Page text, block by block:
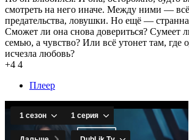
смотреть на него иначе. Между ними —
предательства, ловушки. Но ещё —
Сможет ли она снова довериться? Сумеет
семью, а чувство? Или всё утонет там, где
исчезла любовь?
+4 4
Плеер